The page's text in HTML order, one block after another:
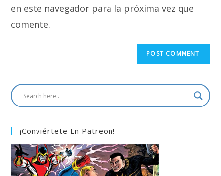
en este navegador para la próxima vez que
comente.
¡Conviértete En Patreon!